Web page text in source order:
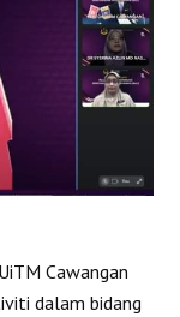
Cawangan
dalam bidang